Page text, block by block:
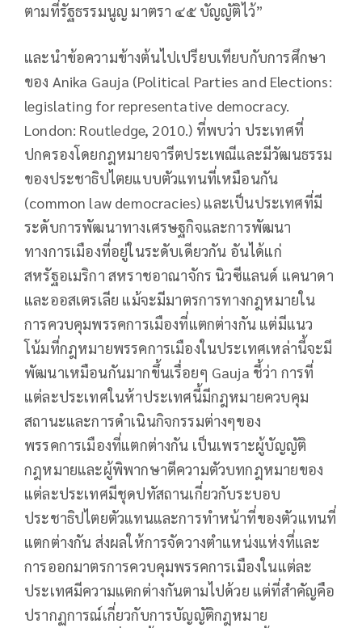
ตามที่รัฐธรรมนูญ มาตรา ๔๕ บัญญัติไว้”
และนำข้อความข้างต้นไปเปรียบเทียบกับการศึกษา
ของ Anika Gauja (Political Parties and Elections:
legislating for representative democracy.
London: Routledge, 2010.) ที่พบว่า ประเทศที่
ปกครองโดยกฎหมายจารีตประเพณีและมีวัฒนธรรม
ของประชาธิปไตยแบบตัวแทนที่เหมือนกัน
(common law democracies) และเป็นประเทศที่มี
ระดับการพัฒนาทางเศรษฐกิจและการพัฒนา
ทางการเมืองที่อยู่ในระดับเดียวกัน อันได้แก่
สหรัฐอเมริกา สหราชอาณาจักร นิวซีแลนด์ แคนาดา
และออสเตรเลีย แม้จะมีมาตรการทางกฎหมายใน
การควบคุมพรรคการเมืองที่แตกต่างกัน แต่มีแนว
โน้มที่กฎหมายพรรคการเมืองในประเทศเหล่านี้จะมี
พัฒนาเหมือนกันมากขึ้นเรื่อยๆ Gauja ชี้ว่า การที่
แต่ละประเทศในห้าประเทศนี้มีกฎหมายควบคุม
สถานะและการดำเนินกิจกรรมต่างๆของ
พรรคการเมืองที่แตกต่างกัน เป็นเพราะผู้บัญญัติ
กฎหมายและผู้พิพากษาตีความตัวบทกฎหมายของ
แต่ละประเทศมีชุดปทัสถานเกี่ยวกับระบอบ
ประชาธิปไตยตัวแทนและการทำหน้าที่ของตัวแทนที่
แตกต่างกัน ส่งผลให้การจัดวางตำแหน่งแห่งที่และ
การออกมาตรการควบคุมพรรคการเมืองในแต่ละ
ประเทศมีความแตกต่างกันตามไปด้วย แต่ที่สำคัญคือ
ปรากฏการณ์เกี่ยวกับการบัญญัติกฎหมาย